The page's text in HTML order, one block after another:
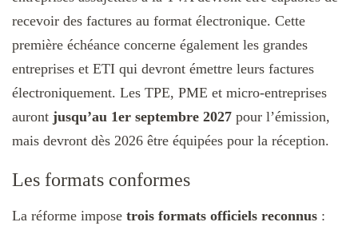
recevoir des factures au format électronique. Cette
première échéance concerne également les grandes
entreprises et ETI qui devront émettre leurs factures
électroniquement. Les TPE, PME et micro-entreprises
auront jusqu’au 1er septembre 2027 pour l’émission,
mais devront dès 2026 être équipées pour la réception.
Les formats conformes
La réforme impose trois formats officiels reconnus :